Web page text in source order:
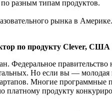
разным типам продуктов.
рынка в Америке.
по продукту Clever, США
правительство
Но если вы —
Многие программные
платному продукту